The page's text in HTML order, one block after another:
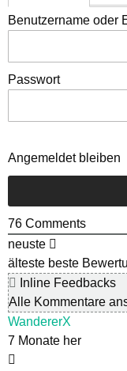
Benutzername oder
Passwort
Angemeldet bleiben
76 Comments
neuste
älteste beste
Inline Feedbacks
Alle Kommentare
WandererX
7 Monate her